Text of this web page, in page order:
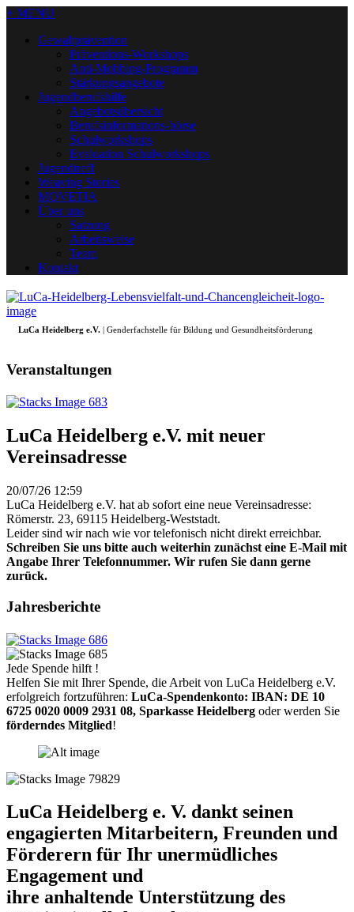
+ MENU
Gewaltprävention
Präventions-Workshops
Anti-Mobbing-Programm
Stärkungsangebote
Jugendberufshilfe
Angebotsübersicht
Berufsinformations-börse
Schulworkshops
Evaluation Schulworkshops
Jugendtreff
Weaving Stories
MOVETIA
Über uns
Satzung
Arbeitsweise
Team
Kontakt
LuCa Heidelberg e.V. | Genderfachstelle für Bildung und Gesundheitsförderung
Veranstaltungen
LuCa Heidelberg e.V. mit neuer
Vereinsadresse
20/07/26 12:59
LuCa Heidelberg e.V. hat ab sofort eine neue Vereinsadresse:
Römerstr. 23, 69115 Heidelberg-Weststadt.
Leider sind wir nach wie vor telefonisch nicht direkt erreichbar.
Schreiben Sie uns bitte auch weiterhin zunächst eine E-Mail mit
Angabe Ihrer Telefonnummer. Wir rufen Sie dann gerne
zurück.
Jahresberichte
Jede Spende hilft !
Helfen Sie mit Ihrer Spende, die Arbeit von LuCa Heidelberg e.V.
erfolgreich fortzuführen: LuCa-Spendenkonto: IBAN: DE 10
6725 0020 0009 2931 08, Sparkasse Heidelberg oder werden Sie
förderndes Mitglied!
LuCa Heidelberg e. V. dankt seinen
engagierten Mitarbeitern, Freunden und
Förderern für Ihr unermüdliches
Engagement und
ihre anhaltende Unterstützung des